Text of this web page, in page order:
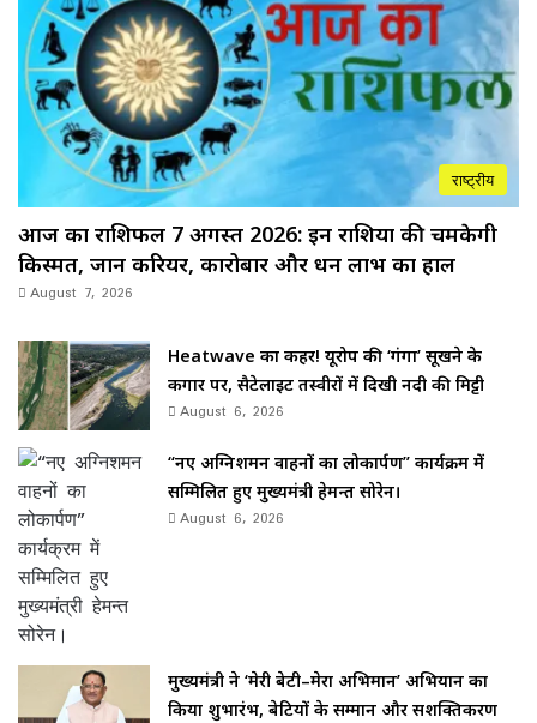
राष्ट्रीय
आज का राशिफल 7 अगस्त 2026: इन राशियों की चमकेगी
किस्मत, जानें करियर, कारोबार और धन लाभ का हाल
August 7, 2026
Heatwave का कहर! यूरोप की ‘गंगा’ सूखने के
कगार पर, सैटेलाइट तस्वीरों में दिखी नदी की मिट्टी
August 6, 2026
“नए अग्निशमन वाहनों का लोकार्पण” कार्यक्रम में
सम्मिलित हुए मुख्यमंत्री हेमन्त सोरेन।
August 6, 2026
मुख्यमंत्री ने ‘मेरी बेटी–मेरा अभिमान’ अभियान का
किया शुभारंभ, बेटियों के सम्मान और सशक्तिकरण